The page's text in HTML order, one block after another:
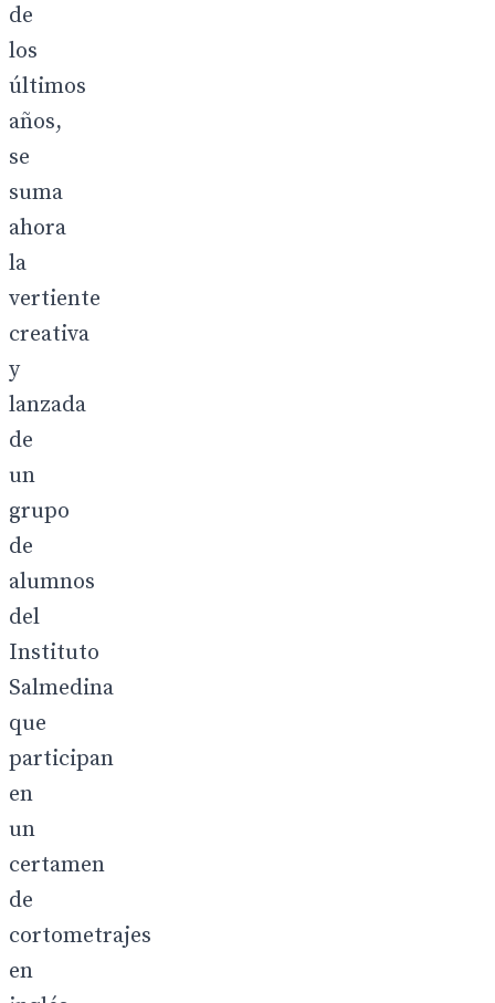
de
los
últimos
años,
se
suma
ahora
la
vertiente
creativa
y
lanzada
de
un
grupo
de
alumnos
del
Instituto
Salmedina
que
participan
en
un
certamen
de
cortometrajes
en